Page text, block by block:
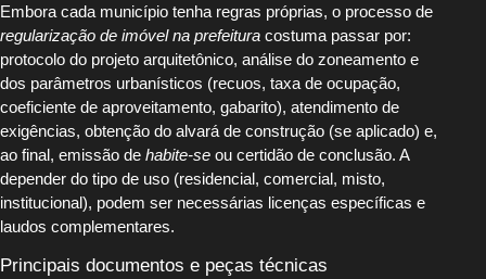
Embora cada município tenha regras próprias, o processo de
regularização de imóvel na prefeitura costuma passar por:
protocolo do projeto arquitetônico, análise do zoneamento e
dos parâmetros urbanísticos (recuos, taxa de ocupação,
coeficiente de aproveitamento, gabarito), atendimento de
exigências, obtenção do alvará de construção (se aplicado) e,
ao final, emissão de habite-se ou certidão de conclusão. A
depender do tipo de uso (residencial, comercial, misto,
institucional), podem ser necessárias licenças específicas e
laudos complementares.
Principais documentos e peças técnicas